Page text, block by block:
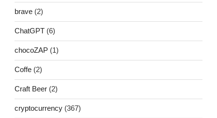
brave (2)
ChatGPT (6)
chocoZAP (1)
Coffe (2)
Craft Beer (2)
cryptocurrency (367)